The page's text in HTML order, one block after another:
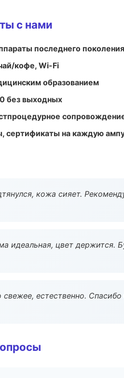
с нами
последнего поколения
кофе, Wi-Fi
образованием
без выходных
сертификаты на каждую
кожа сияет.
идеальная, цвет держится.
естественно. Спасибо